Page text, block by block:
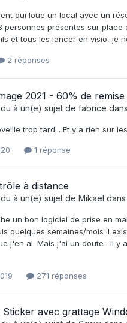
qui loue un local avec un
présentes sur place
et tous les lancer en visio, je
2 réponses
2021 - 60% de remise
à un(e) sujet de fabrice dans
trop tard... Et y a rien sur
1 réponse
à distance
à un(e) sujet de Mikael dans
un bon logiciel de prise en
quelques semaines/mois il
j'en ai. Mais j'ai un doute : il
271 réponses
Sticker avec grattage